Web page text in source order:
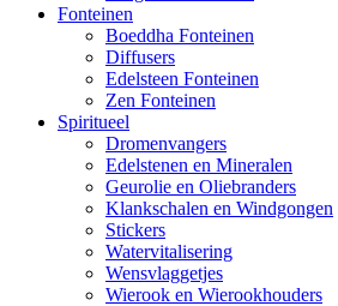
Fonteinen
Boeddha Fonteinen
Diffusers
Edelsteen Fonteinen
Zen Fonteinen
Spiritueel
Dromenvangers
Edelstenen en Mineralen
Geurolie en Oliebranders
Klankschalen en Windgongen
Stickers
Watervitalisering
Wensvlaggetjes
Wierook en Wierookhouders